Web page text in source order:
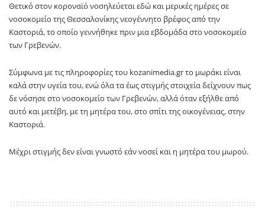
Θετικό στον κοροναϊό νοσηλεύεται εδώ και μερικές ημέρες σε
νοσοκομείο της Θεσσαλονίκης νεογέννητο βρέφος από την
Καστοριά, το οποίο γεννήθηκε πριν μια εβδομάδα στο νοσοκομείο
των Γρεβενών.
Σύμφωνα με τις πληροφορίες του kozanimedia.gr το μωράκι είναι
καλά στην υγεία του, ενώ όλα τα έως στιγμής στοιχεία δείχνουν πως
δε νόσησε στο νοσοκομείο των Γρεβενών, αλλά όταν εξήλθε από
αυτό και μετέβη, με τη μητέρα του, στο σπίτι της οικογένειας, στην
Καστοριά.
Μέχρι στιγμής δεν είναι γνωστό εάν νοσεί και η μητέρα του μωρού.